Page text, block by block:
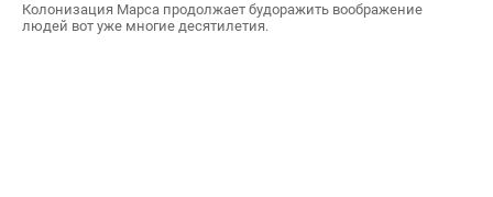
Колонизация Марса продолжает будоражить воображение
людей вот уже многие десятилетия.